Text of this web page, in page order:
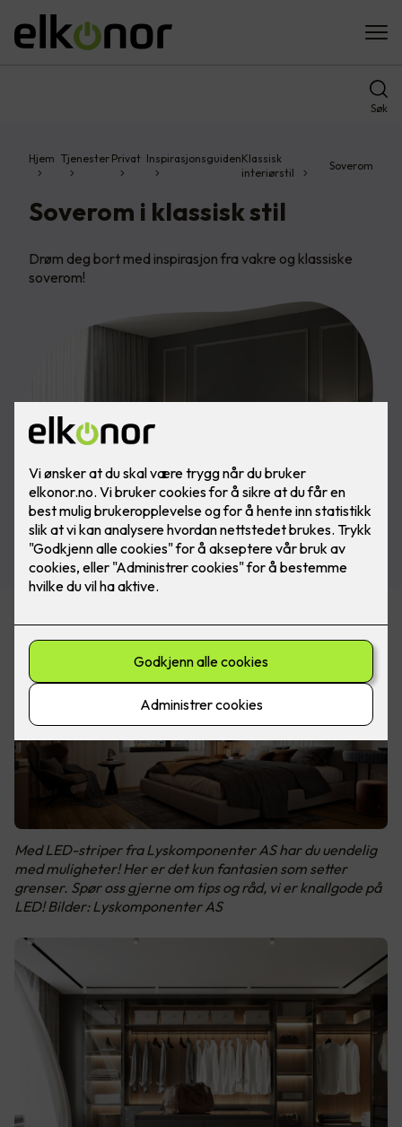
Søk
Hjem Tjenester Privat InspirasjonsguidenKlassisk
interiørstil
Soverom
Soverom i klassisk stil
Drøm deg bort med inspirasjon fra vakre og klassiske
soverom!
Med LED-striper fra Lyskomponenter AS har du uendelig
med muligheter! Her er det kun fantasien som setter
grenser. Spør oss gjerne om tips og råd, vi er knallgode på
LED! Bilder: Lyskomponenter AS